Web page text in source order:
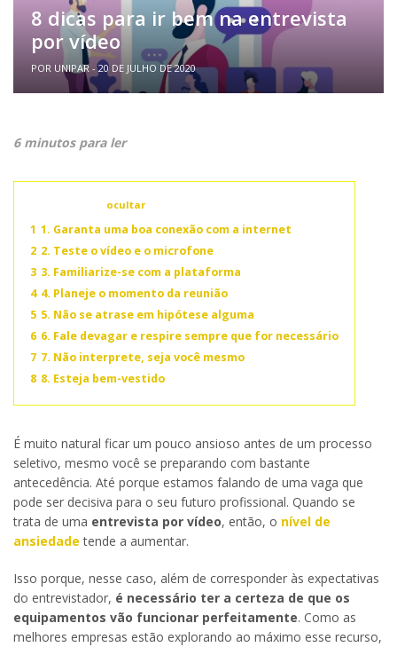
8 dicas para ir bem na entrevista
por vídeo
POR UNIPAR - 20 DE JULHO DE 2020
6 minutos para ler
ocultar
1 1. Garanta uma boa conexão com a internet
2 2. Teste o vídeo e o microfone
3 3. Familiarize-se com a plataforma
4 4. Planeje o momento da reunião
5 5. Não se atrase em hipótese alguma
6 6. Fale devagar e respire sempre que for necessário
7 7. Não interprete, seja você mesmo
8 8. Esteja bem-vestido
É muito natural ficar um pouco ansioso antes de um processo
seletivo, mesmo você se preparando com bastante
antecedência. Até porque estamos falando de uma vaga que
pode ser decisiva para o seu futuro profissional. Quando se
trata de uma entrevista por vídeo, então, o nível de
ansiedade tende a aumentar.
Isso porque, nesse caso, além de corresponder às expectativas
do entrevistador, é necessário ter a certeza de que os
equipamentos vão funcionar perfeitamente. Como as
melhores empresas estão explorando ao máximo esse recurso,